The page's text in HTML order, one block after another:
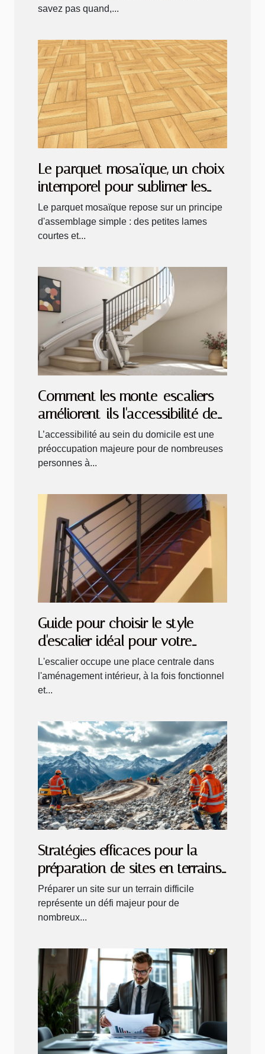
savez pas quand,...
Le parquet mosaïque, un choix
intemporel pour sublimer les
intérieurs !
Le parquet mosaïque repose sur un principe
d'assemblage simple : des petites lames
courtes et...
Comment les monte-escaliers
améliorent-ils l'accessibilité des
maisons ?
L’accessibilité au sein du domicile est une
préoccupation majeure pour de nombreuses
personnes à...
Guide pour choisir le style
d'escalier idéal pour votre
intérieur
L'escalier occupe une place centrale dans
l'aménagement intérieur, à la fois fonctionnel
et...
Stratégies efficaces pour la
préparation de sites en terrains
difficiles
Préparer un site sur un terrain difficile
représente un défi majeur pour de
nombreux...